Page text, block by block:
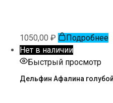
1050,00 ₽
Подробнее
Нет в наличии
Быстрый просмотр
Дельфин Афалина